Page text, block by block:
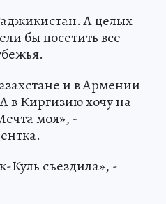
А целых
бы посетить все
и в Армении
в Киргизию хочу на
моя», -
Куль съездила», -